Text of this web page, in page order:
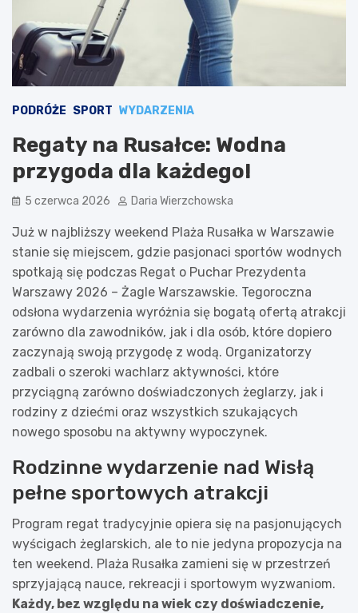
PODRÓŻE SPORT WYDARZENIA
Regaty na Rusałce: Wodna
przygoda dla każdego!
5 czerwca 2026 Daria Wierzchowska
Już w najbliższy weekend Plaża Rusałka w Warszawie
stanie się miejscem, gdzie pasjonaci sportów wodnych
spotkają się podczas Regat o Puchar Prezydenta
Warszawy 2026 – Żagle Warszawskie. Tegoroczna
odsłona wydarzenia wyróżnia się bogatą ofertą atrakcji
zarówno dla zawodników, jak i dla osób, które dopiero
zaczynają swoją przygodę z wodą. Organizatorzy
zadbali o szeroki wachlarz aktywności, które
przyciągną zarówno doświadczonych żeglarzy, jak i
rodziny z dziećmi oraz wszystkich szukających
nowego sposobu na aktywny wypoczynek.
Rodzinne wydarzenie nad Wisłą
pełne sportowych atrakcji
Program regat tradycyjnie opiera się na pasjonujących
wyścigach żeglarskich, ale to nie jedyna propozycja na
ten weekend. Plaża Rusałka zamieni się w przestrzeń
sprzyjającą nauce, rekreacji i sportowym wyzwaniom.
Każdy, bez względu na wiek czy doświadczenie,